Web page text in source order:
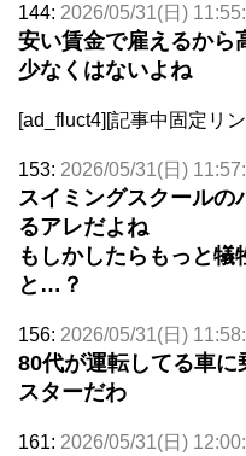
144: 2026/05/31(日)
安い賃金で雇えるから
少なくはないよね
[ad_fluct4][記事中固定リ
153: 2026/05/31(日)
スイミングスクールの
るアレだよね
もしかしたらもっと犠
と…？
156: 2026/05/31(日)
80代が運転してる車
スターだわ
161: 2026/05/31(日)